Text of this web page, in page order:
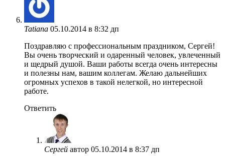
Tatiana 05.10.2014 в 8:32 дп
Поздравляю с профессиональным праздником, Сергей!
Вы очень творческий и одаренный человек, увлеченный
и щедрый душой. Ваши работы всегда очень интересны
и полезны нам, вашим коллегам. Желаю дальнейших
огромных успехов в такой нелегкой, но интересной
работе.
Ответить
Сергей автор 05.10.2014 в 8:37 дп